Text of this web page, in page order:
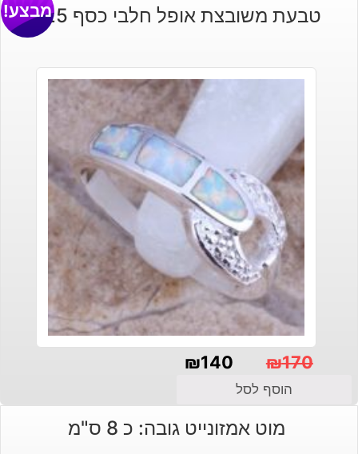
טבעת משובצת אופל חלבי כסף 925 מבצע!
₪170
המקורי
₪140
הנוכחי
הוסף לסל
מוט אמזונייט גובה: כ 8 ס"מ